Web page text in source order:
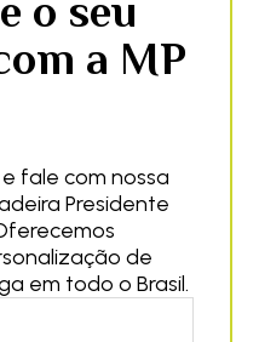
o seu
a MP
fale com nossa
Presidente
de
em todo o Brasil.